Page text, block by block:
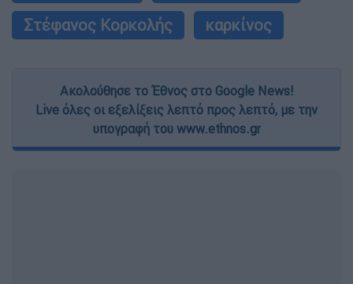
Στέφανος Κορκολής
καρκίνος
Ακολούθησε το Έθνος στο Google News!
Live όλες οι εξελίξεις λεπτό προς λεπτό, με την
υπογραφή του www.ethnos.gr